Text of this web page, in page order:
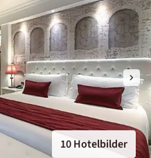
10 Hotelbilder